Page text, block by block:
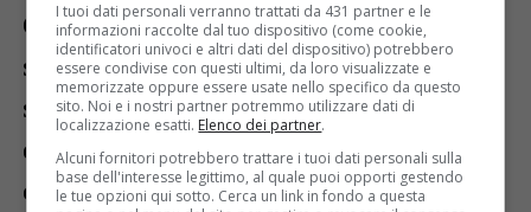
Con la vetta dellaRace ATP di doppio
saldamente conquistata, Vavassori e Bolelli
si preparano ora per il prestigioso torneo
di
Wimbledon. Quest’anno si presentano
come una delle coppie favorite,
I tuoi dati personali verranno trattati da 431 partner e le
informazioni raccolte dal tuo dispositivo (come cookie,
identificatori univoci e altri dati del dispositivo) potrebbero
essere condivise con questi ultimi, da loro visualizzate e
memorizzate oppure essere usate nello specifico da questo
sito. Noi e i nostri partner potremmo utilizzare dati di
localizzazione esatti. Elenco dei partner.
Alcuni fornitori potrebbero trattare i tuoi dati personali sulla
base dell'interesse legittimo, al quale puoi opporti gestendo
le tue opzioni qui sotto. Cerca un link in fondo a questa